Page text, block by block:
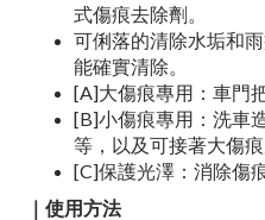
式傷痕去除劑。
可俐落的清除水垢和
能確實清除。
[A]大傷痕專用：車門
[B]小傷痕專用：洗車
等，以及可接著大傷
[C]保護光澤：消除傷
｜ 使用方法